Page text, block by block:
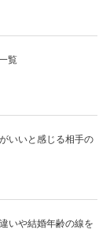
覧
いいと感じる相手の
いや結婚年齢の線を